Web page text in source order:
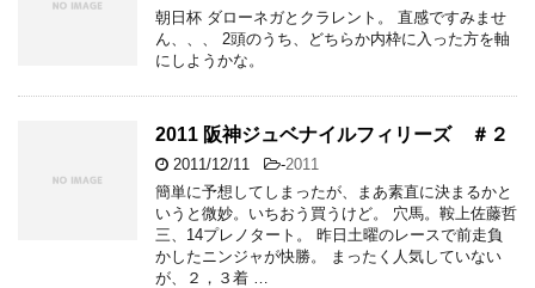
朝日杯 ダローネガとクラレント。 直感ですみませ
ん、、、 2頭のうち、どちらか内枠に入った方を軸
にしようかな。
2011 阪神ジュベナイルフィリーズ ＃２
2011/12/11 -2011
簡単に予想してしまったが、まあ素直に決まるかと
いうと微妙。いちおう買うけど。 穴馬。鞍上佐藤哲
三、14プレノタート。 昨日土曜のレースで前走負
かしたニンジャが快勝。 まったく人気していない
が、２，３着 …